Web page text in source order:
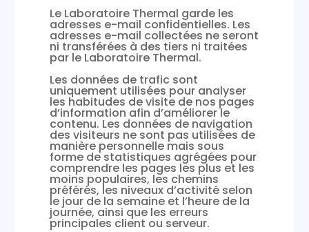
Le Laboratoire Thermal garde les
adresses e-mail confidentielles. Les
adresses e-mail collectées ne seront
ni transférées à des tiers ni traitées
par le Laboratoire Thermal.
Les données de trafic sont
uniquement utilisées pour analyser
les habitudes de visite de nos pages
d’information afin d’améliorer le
contenu. Les données de navigation
des visiteurs ne sont pas utilisées de
manière personnelle mais sous
forme de statistiques agrégées pour
comprendre les pages les plus et les
moins populaires, les chemins
préférés, les niveaux d’activité selon
le jour de la semaine et l’heure de la
journée, ainsi que les erreurs
principales client ou serveur.